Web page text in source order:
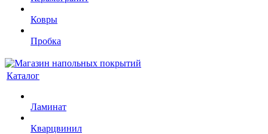
Ковры
Пробка
Каталог
Ламинат
Кварцвинил